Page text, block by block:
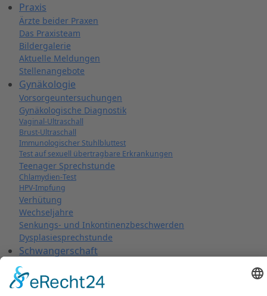
Praxis
Ärzte beider Praxen
Das Praxisteam
Bildergalerie
Aktuelle Meldungen
Stellenangebote
Gynäkologie
Vorsorgeuntersuchungen
Gynäkologische Diagnostik
Vaginal-Ultraschall
Brust-Ultraschall
Immunologischer Stuhlbluttest
Test auf sexuell übertragbare Erkrankungen
Teenager Sprechstunde
Chlamydien-Test
HPV-Impfung
Verhütung
Wechseljahre
Senkungs- und Inkontinenzbeschwerden
Dysplasiesprechstunde
Schwangerschaft
Gesetzliche Mutterschaftsvorsorge
Infektionsschutz in der Schwangerschaft
Impfungen